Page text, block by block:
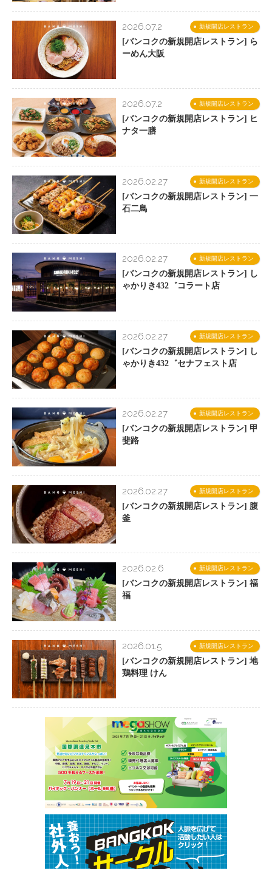
新規開店レストラン
2026.07.2
[バンコクの新規開店レストラン] ら
ーめん大阪
新規開店レストラン
2026.07.2
[バンコクの新規開店レストラン] ヒ
ナタ一膳
新規開店レストラン
2026.02.27
[バンコクの新規開店レストラン] 一
石二鳥
新規開店レストラン
2026.02.27
[バンコクの新規開店レストラン] し
ゃかりき432゛コラート店
新規開店レストラン
2026.02.27
[バンコクの新規開店レストラン] し
ゃかりき432゛セナフェスト店
新規開店レストラン
2026.02.27
[バンコクの新規開店レストラン] 甲
斐路
新規開店レストラン
2026.02.27
[バンコクの新規開店レストラン] 腹
釜
新規開店レストラン
2026.02.6
[バンコクの新規開店レストラン] 福
福
新規開店レストラン
2026.01.5
[バンコクの新規開店レストラン] 地
鶏料理 けん